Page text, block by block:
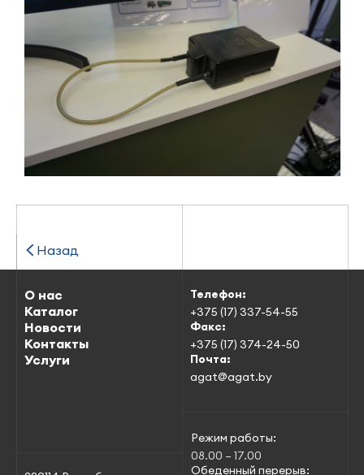
Назад
О нас
Каталог
Новости
Контакты
Услуги
Режим работы:
08.00 – 17.00
Обеденный перерыв:
Телефон:
+375 (17) 337-54-55
Факс:
+375 (17) 374-24-50
Почта:
agat@agat.by